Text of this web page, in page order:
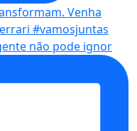
não pode ignor